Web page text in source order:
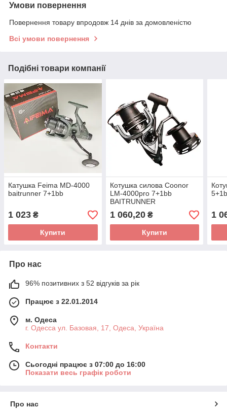
Умови повернення
Повернення товару впродовж 14 днів за домовленістю
Всі умови повернення
Подібні товари компанії
Катушка Feima MD-4000
baitrunner 7+1bb
1 023 ₴
Купити
Котушка силова Coonor
LM-4000pro 7+1bb
BAITRUNNER
1 060,20₴
Купити
1
Про нас
96% позитивних з 52 відгуків за рік
Працює з 22.01.2014
м. Одеса
г. Одесса ул. Базовая, 17, Одеса, Україна
Контакти
Сьогодні працює з 07:00 до 16:00
Показати весь графік роботи
Про нас